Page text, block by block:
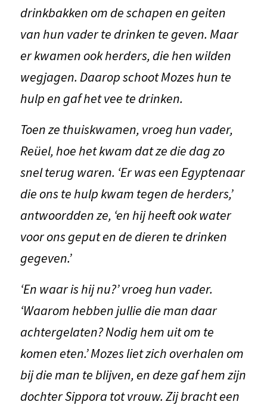
drinkbakken om de schapen en geiten
van hun vader te drinken te geven. Maar
er kwamen ook herders, die hen wilden
wegjagen. Daarop schoot Mozes hun te
hulp en gaf het vee te drinken.
Toen ze thuiskwamen, vroeg hun vader,
Reüel, hoe het kwam dat ze die dag zo
snel terug waren. ‘Er was een Egyptenaar
die ons te hulp kwam tegen de herders,’
antwoordden ze, ‘en hij heeft ook water
voor ons geput en de dieren te drinken
gegeven.’
‘En waar is hij nu?’ vroeg hun vader.
‘Waarom hebben jullie die man daar
achtergelaten? Nodig hem uit om te
komen eten.’ Mozes liet zich overhalen om
bij die man te blijven, en deze gaf hem zijn
dochter Sippora tot vrouw. Zij bracht een